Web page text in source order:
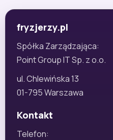
fryzjerzy.pl
Spółka Zarządzająca:
Point Group IT Sp. z o.o.
ul. Chlewińska 13
01-795 Warszawa
Kontakt
Telefon: